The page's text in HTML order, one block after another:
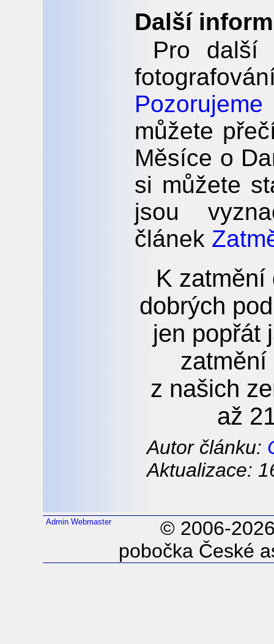
Další
Pro další
můžete
Měsíce o
si můžete
jsou
článek
K zatmění
dobrých
jen popřát
zatmění
z našich
až
Autor článku:
Aktualizace:
Admin Webmaster
© 2006-
pobočka České